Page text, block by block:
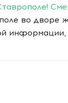
во дворе
информации,